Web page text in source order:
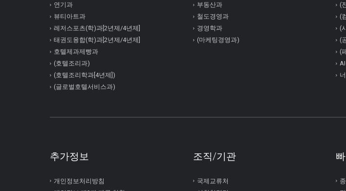
연기과
뷰티아트과
레저스포츠(학)과[2년제/4년제]
태권도융합(학)과[2년제/4년제]
호텔제과제빵과
(호텔조리과)
(호텔조리학과[4년제])
(글로벌호텔서비스과)
부동산과
철도경영과
경영학과
(마케팅경영과)
(
(
(
(
(
추가정보
개인정보처리방침
조직/기관
국제교류처